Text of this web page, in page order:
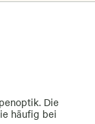
Die
häufig bei